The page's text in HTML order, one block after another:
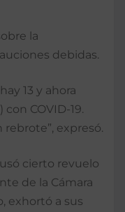
la
debidas.
13 y ahora
COVID-19.
expresó.
cierto revuelo
de la Cámara
exhortó a sus